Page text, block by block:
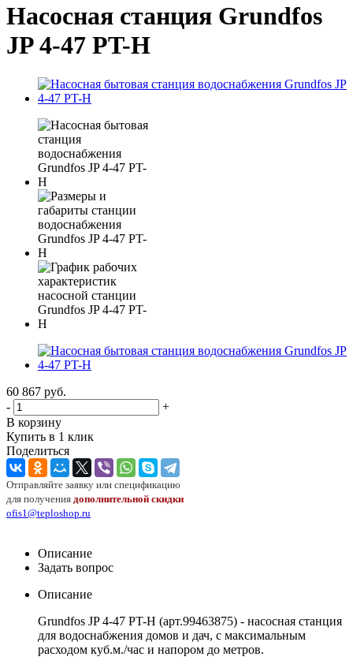
Насосная станция Grundfos
JP 4-47 PT-H
60 867 руб.
-
+
В корзину
Купить в 1 клик
Поделиться
Отправляйте заявку или спецификацию
для получения дополнительной скидки
ofis1@teploshop.ru
Описание
Задать вопрос
Описание
Grundfos JP 4-47 PT-H (арт.99463875) - насосная станция
для водоснабжения домов и дач, с максимальным
расходом куб.м./час и напором до метров.